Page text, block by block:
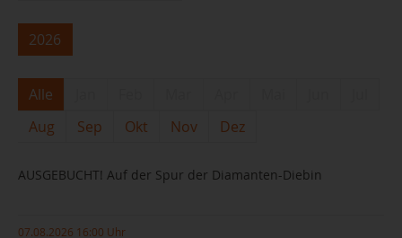
2026
Alle
Aug
Sep Okt Nov Dez
AUSGEBUCHT! Auf der Spur der Diamanten-Diebin
07.08.2026 16:00 Uhr